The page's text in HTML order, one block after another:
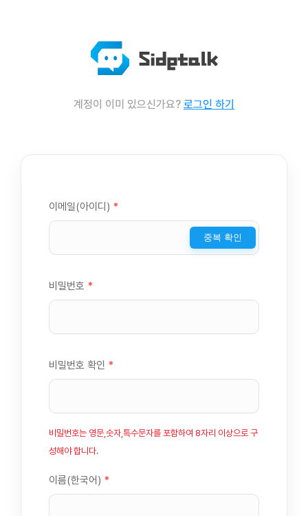
계정이 이미 있으신가요? 로그인 하기
이메일(아이디) *
중복 확인
비밀번호 *
비밀번호 확인 *
비밀번호는 영문,숫자,특수문자를 포함하여 8자리 이상으로 구
성해야 합니다.
이름(한국어) *